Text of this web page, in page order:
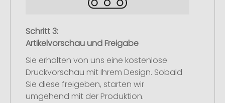
Schritt 3:
Artikelvorschau und Freigabe
Sie erhalten von uns eine kostenlose
Druckvorschau mit Ihrem Design. Sobald
Sie diese freigeben, starten wir
umgehend mit der Produktion.